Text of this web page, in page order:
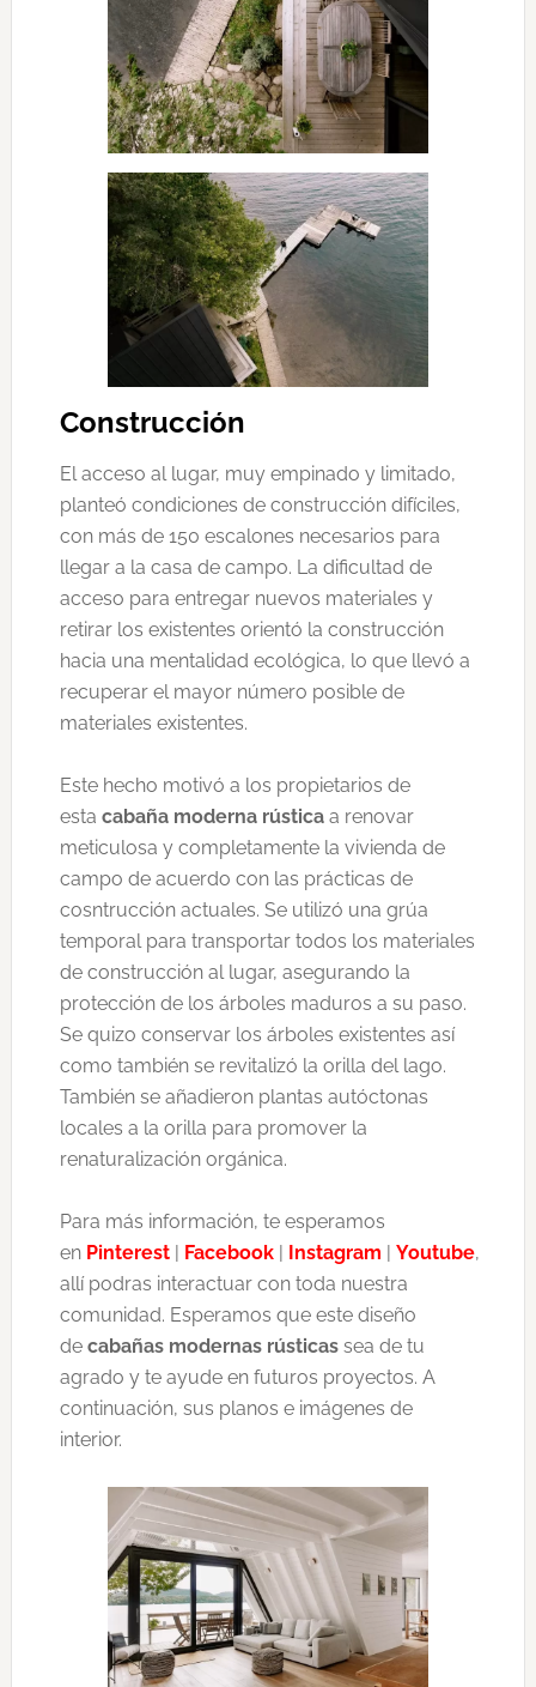
Construcción
El acceso al lugar, muy empinado y limitado,
planteó condiciones de construcción difíciles,
con más de 150 escalones necesarios para
llegar a la casa de campo. La dificultad de
acceso para entregar nuevos materiales y
retirar los existentes orientó la construcción
hacia una mentalidad ecológica, lo que llevó a
recuperar el mayor número posible de
materiales existentes.
Este hecho motivó a los propietarios de
esta cabaña moderna rústicaa renovar
meticulosa y completamente la vivienda de
campo de acuerdo con las prácticas de
cosntrucción actuales. Se utilizó una grúa
temporal para transportar todos los materiales
de construcción al lugar, asegurando la
protección de los árboles maduros a su paso.
Se quizo conservar los árboles existentes así
como también se revitalizó la orilla del lago.
También se añadieron plantas autóctonas
locales a la orilla para promover la
renaturalización orgánica.
Para más información, te esperamos
en Pinterest| Facebook| Instagram | Youtube,
allí podras interactuar con toda nuestra
comunidad. Esperamos que este diseño
de cabañas modernas rústicassea de tu
agrado y te ayude en futuros proyectos. A
continuación, sus planos e imágenes de
interior.